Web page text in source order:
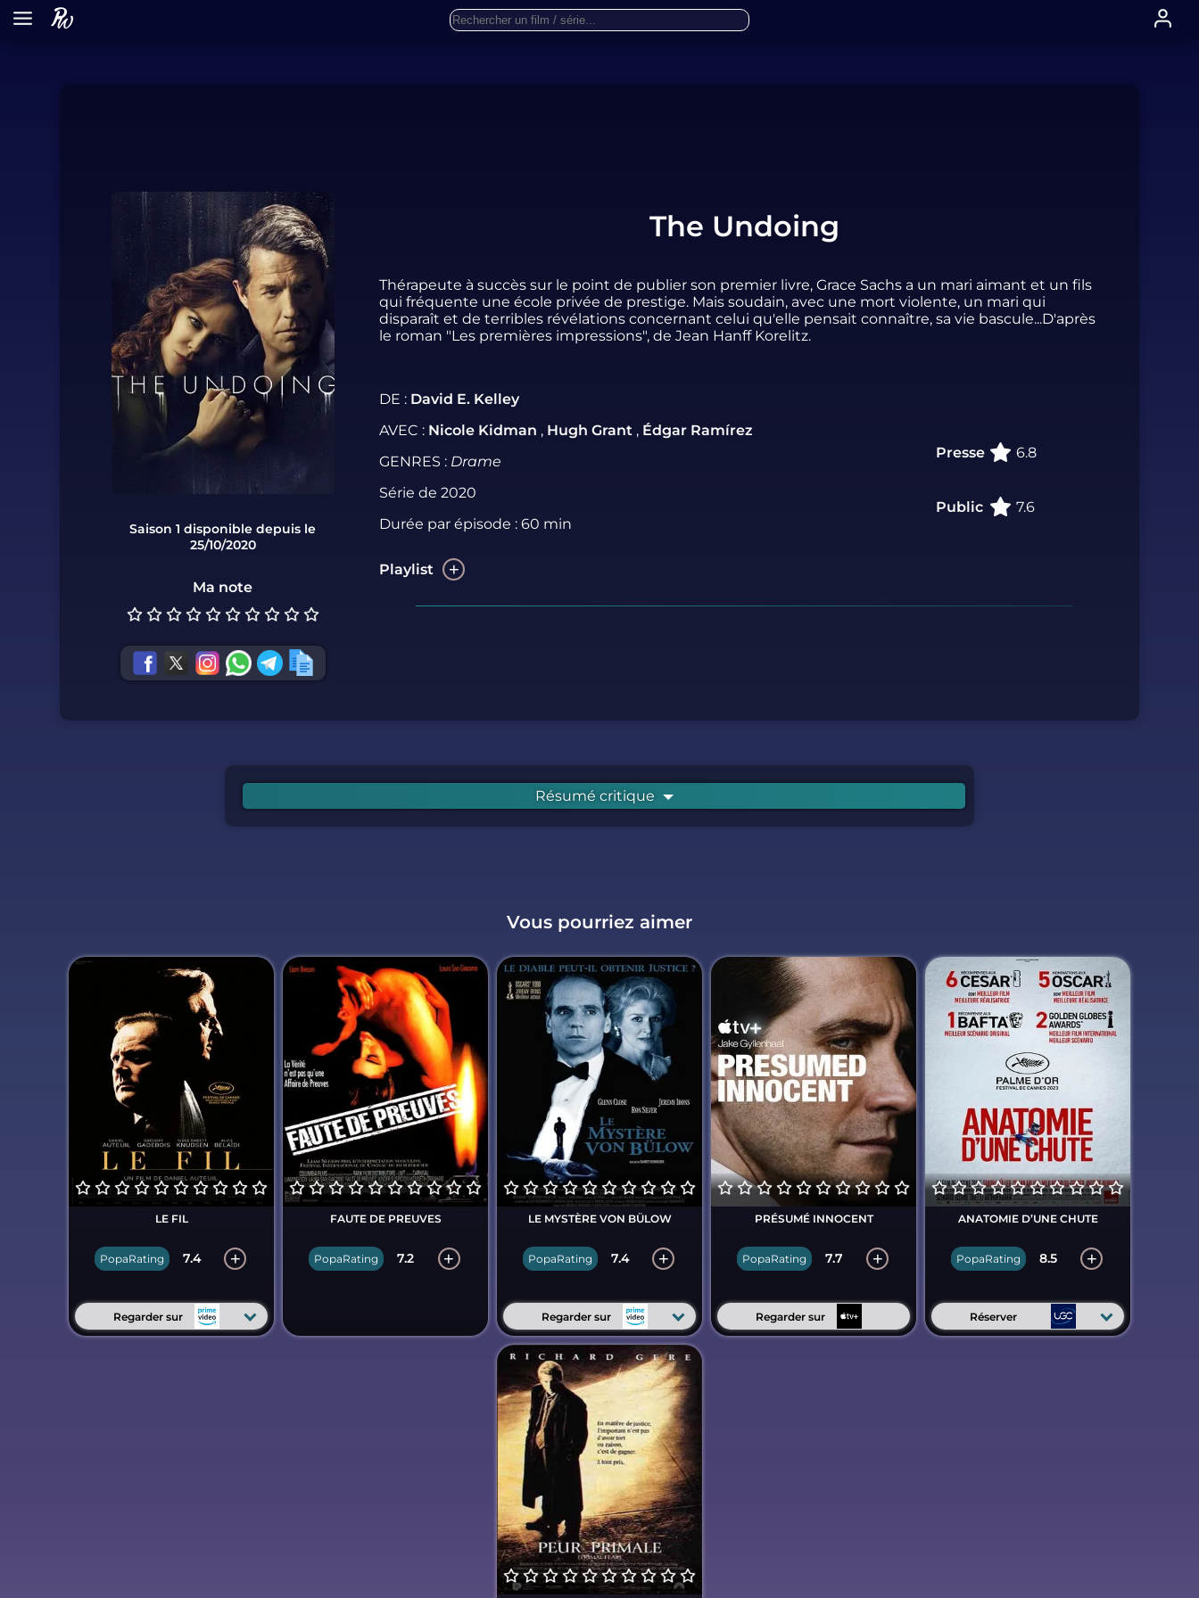
Saison 1 disponible depuis le
25/10/2020
Ma note
The Undoing
Thérapeute à succès sur le point de publier son premier livre, Grace Sachs a un mari aimant et un fils
qui fréquente une école privée de prestige. Mais soudain, avec une mort violente, un mari qui
disparaît et de terribles révélations concernant celui qu'elle pensait connaître, sa vie bascule...D'après
le roman "Les premières impressions", de Jean Hanff Korelitz.
DE : David E. Kelley
AVEC : Nicole Kidman , Hugh Grant , Édgar Ramírez
GENRES : Drame
Série de 2020
Durée par épisode : 60 min
Playlist
Presse 6.8
Public 7.6
Résumé critique
Vous pourriez aimer
LE FIL
PopaRating 7.4
Regarder sur
FAUTE DE PREUVES
PopaRating 7.2
LE MYSTÈRE VON BÜLOW
PopaRating 7.4
Regarder sur
PRÉSUMÉ INNOCENT
PopaRating 7.7
Regarder sur
ANATOMIE D’UNE CHUTE
PopaRating 8.5
Réserver